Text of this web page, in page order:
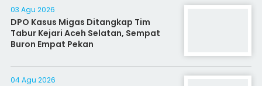
03 Agu 2026
DPO Kasus Migas Ditangkap Tim
Tabur Kejari Aceh Selatan, Sempat
Buron Empat Pekan
04 Agu 2026